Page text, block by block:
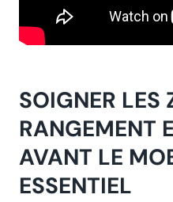
SOIGNER LES
RANGEMENT
AVANT LE
ESSENTIEL